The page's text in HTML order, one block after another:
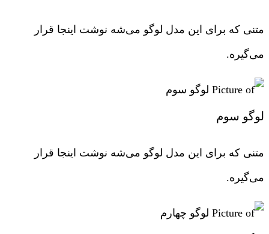
متنی که برای این مدل لوگو می‌شه نوشت اینجا قرار
می‌گیره.
لوگو سوم
متنی که برای این مدل لوگو می‌شه نوشت اینجا قرار
می‌گیره.